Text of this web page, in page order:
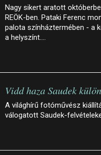
Nagy sikert aratott
REÖK-ben. Pataki Ferenc
palota színháztermében - a
a helyszínt.…
Vidd haza Saudek
A világhírű fotóművész
válogatott Saudek-